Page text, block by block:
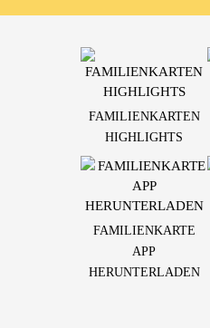
FAMILIENKARTEN
HIGHLIGHTS
FAMILIENKARTE
APP
HERUNTERLADEN